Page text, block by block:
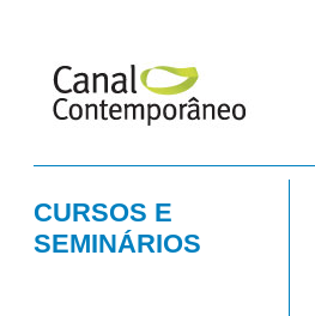
CURSOS E
SEMINÁRIOS